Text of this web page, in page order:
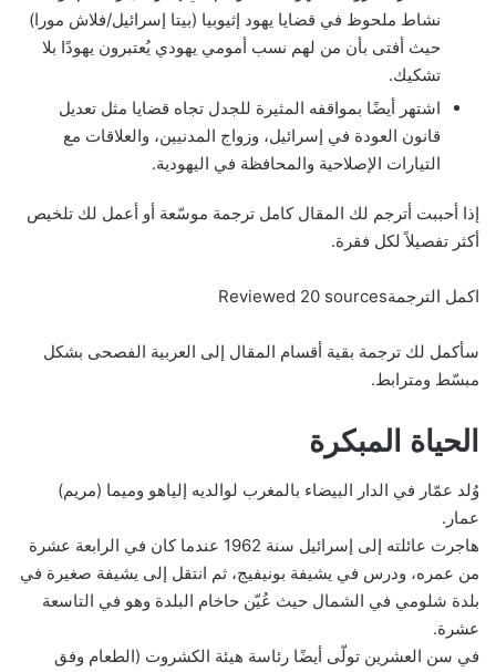
نشاط ملحوظ في قضايا يهود إثيوبيا (بيتا إسرائيل/فلاش مورا)
حيث أفتى بأن من لهم نسب أمومي يهودي يُعتبرون يهودًا بلا
تشكيك.
اشتهر أيضًا بمواقفه المثيرة للجدل تجاه قضايا مثل تعديل
قانون العودة في إسرائيل، وزواج المدنيين، والعلاقات مع
التيارات الإصلاحية والمحافظة في اليهودية.
إذا أحببت أترجم لك المقال كامل ترجمة موسّعة أو أعمل لك تلخيص
أكثر تفصيلاً لكل فقرة.
اكمل الترجمةReviewed 20 sources
سأكمل لك ترجمة بقية أقسام المقال إلى العربية الفصحى بشكل
مبسّط ومترابط.
الحياة المبكرة
وُلد عمّار في الدار البيضاء بالمغرب لوالديه إلياهو وميما (مريم)
عمار.
هاجرت عائلته إلى إسرائيل سنة 1962 عندما كان في الرابعة عشرة
من عمره، ودرس في يشيفة بونيفيج، ثم انتقل إلى يشيفة صغيرة في
بلدة شلومي في الشمال حيث عُيّن حاخام البلدة وهو في التاسعة
عشرة.
في سن العشرين تولّى أيضًا رئاسة هيئة الكشروت (الطعام وفق